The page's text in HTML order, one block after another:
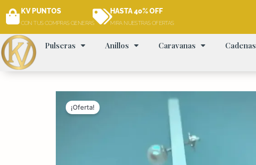
KV PUNTOS
CON TUS COMPRAS GENERAS
HASTA 40% OFF
MIRA NUESTRAS OFERTAS
Pulseras Anillos Caravanas Cadenas
¡Oferta!